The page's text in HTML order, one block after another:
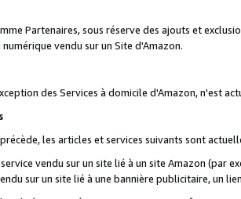
Partenaires, sous réserve des ajouts et
vendu sur un Site d'Amazon.
des Services à domicile d'Amazon, n'est
les articles et services suivants sont
vendu sur un site lié à un site Amazon (par
sur un site lié à une bannière publicitaire, un